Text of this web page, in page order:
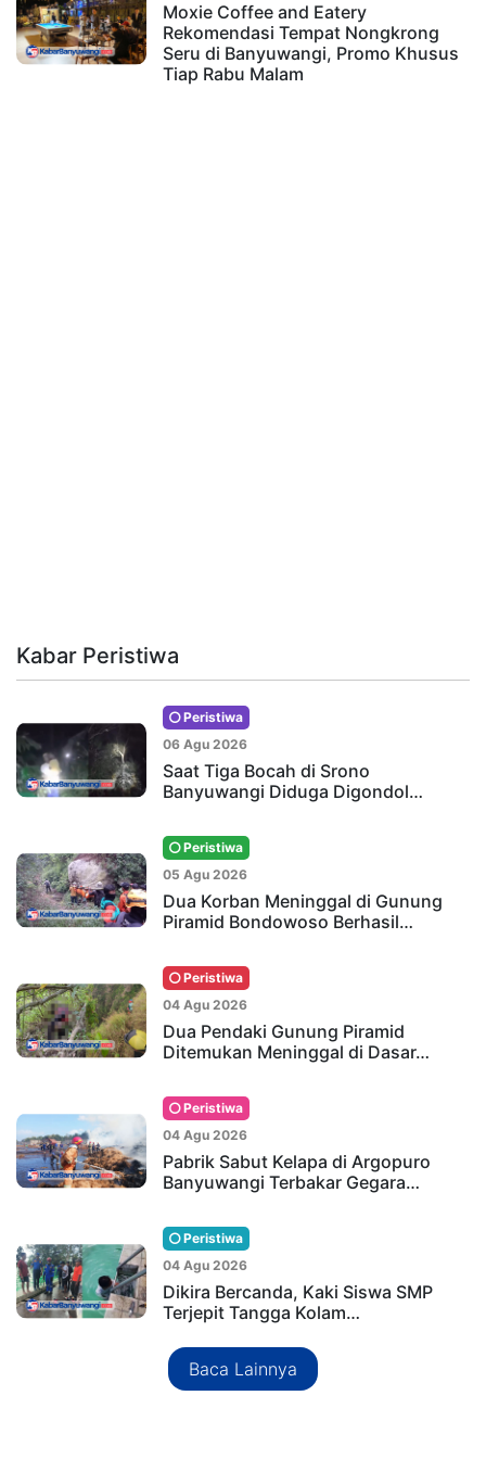
Moxie Coffee and Eatery
Rekomendasi Tempat Nongkrong
Seru di Banyuwangi, Promo Khusus
Tiap Rabu Malam
Kabar Peristiwa
Peristiwa
06 Agu 2026
Saat Tiga Bocah di Srono
Banyuwangi Diduga Digondol…
Peristiwa
05 Agu 2026
Dua Korban Meninggal di Gunung
Piramid Bondowoso Berhasil…
Peristiwa
04 Agu 2026
Dua Pendaki Gunung Piramid
Ditemukan Meninggal di Dasar…
Peristiwa
04 Agu 2026
Pabrik Sabut Kelapa di Argopuro
Banyuwangi Terbakar Gegara…
Peristiwa
04 Agu 2026
Dikira Bercanda, Kaki Siswa SMP
Terjepit Tangga Kolam…
Baca Lainnya